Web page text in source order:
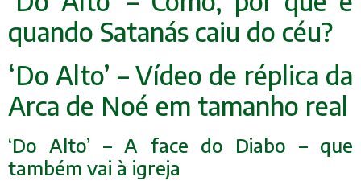
quando Satanás caiu do céu?
‘Do Alto’ – Vídeo de réplica da
Arca de Noé em tamanho real
‘Do Alto’ – A face do Diabo – que
também vai à igreja